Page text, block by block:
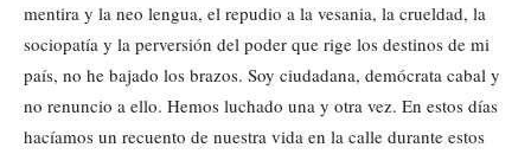
mentira y la neo lengua, el repudio a la vesania, la crueldad, la
sociopatía y la perversión del poder que rige los destinos de mi
país, no he bajado los brazos. Soy ciudadana, demócrata cabal y
no renuncio a ello. Hemos luchado una y otra vez. En estos días
hacíamos un recuento de nuestra vida en la calle durante estos